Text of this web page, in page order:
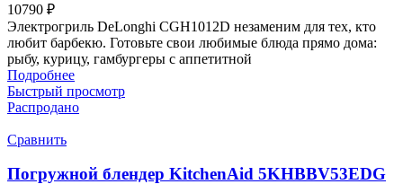
10790 ₽
Электрогриль DeLonghi CGH1012D незаменим для тех, кто
любит барбекю. Готовьте свои любимые блюда прямо дома:
рыбу, курицу, гамбургеры с аппетитной
Подробнее
Быстрый просмотр
Распродано
Сравнить
Погружной блендер KitchenAid 5KHBBV53EDG